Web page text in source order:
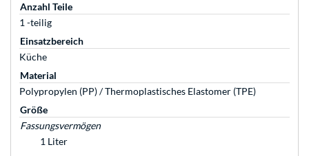
Anzahl Teile
1 -teilig
Einsatzbereich
Küche
Material
Polypropylen (PP) / Thermoplastisches Elastomer (TPE)
Größe
Fassungsvermögen
1 Liter